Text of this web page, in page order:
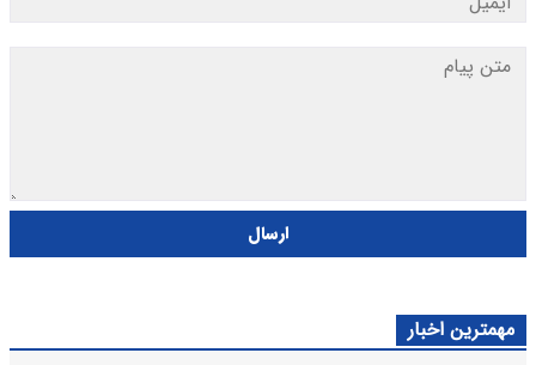
ارسال
مهمترین اخبار